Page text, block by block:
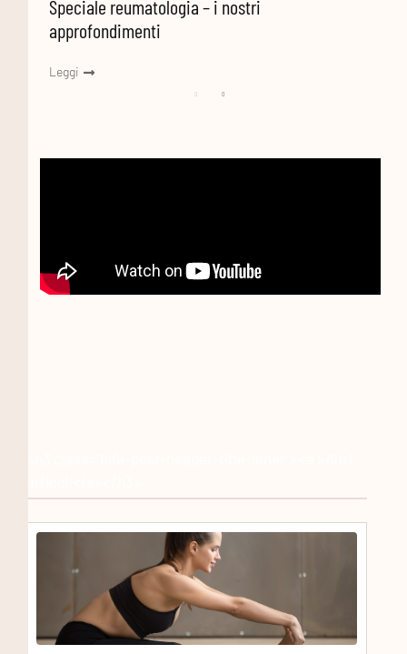
Speciale reumatologia – i nostri
approfondimenti
Leggi